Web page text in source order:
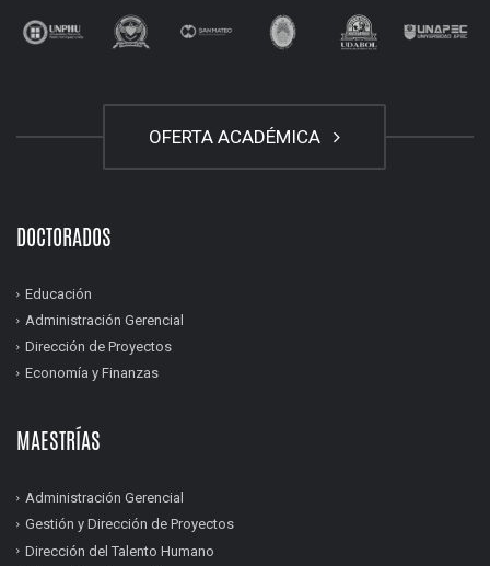
OFERTA ACADÉMICA
DOCTORADOS
Educación
Administración Gerencial
Dirección de Proyectos
Economía y Finanzas
MAESTRÍAS
Administración Gerencial
Gestión y Dirección de Proyectos
Dirección del Talento Humano